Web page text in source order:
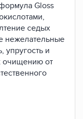
Gloss
седых
нежелательные
упругость и
очищению от